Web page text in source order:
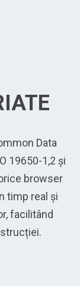
Data
19650-1,2 și
browser
timp real și
facilitând